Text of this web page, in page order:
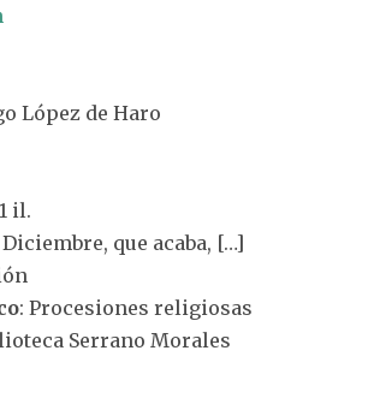
López de Haro
il.
que acaba, […]
: Procesiones religiosas
Serrano Morales